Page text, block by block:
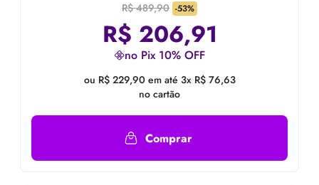
R$ 489,90 -53%
R$ 206,91
no Pix 10% OFF
ou R$ 229,90 em até 3x R$ 76,63
no cartão
Comprar